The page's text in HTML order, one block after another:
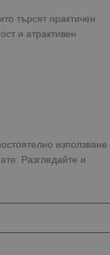
търсят практичен
и атрактивен
използване
Разгледайте и